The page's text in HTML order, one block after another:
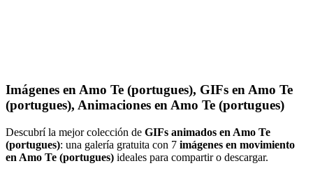
Imágenes en Amo Te (portugues), GIFs en Amo Te
(portugues), Animaciones en Amo Te (portugues)
Descubrí la mejor colección de GIFs animados en Amo Te
(portugues): una galería gratuita con 7 imágenes en movimiento
en Amo Te (portugues) ideales para compartir o descargar.